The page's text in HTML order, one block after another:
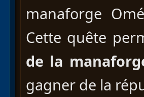
manaforge
Cette quête
de la
gagner de la